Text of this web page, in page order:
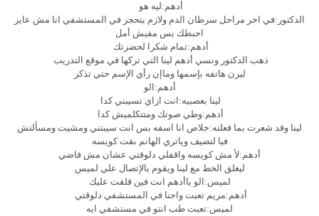
أدهم:ليه هو
الدكتور:في اخر مراحل سرطان الدم ولازم يتحجز في المستشفي انا مش عايز
احبطك بس مفيش أمل
أدهم:تمام شكرا لحضرتك
ذهب الدكتور ونسي أدهم لينا التي تركها في موقع التدريب
ليرن هاتفه بإسمها وماإن رأي الإسم حتي تذكر
أدهم:الو
لينا بعصبيه:انت ازاي تسيبني كدا
أدهم:وطي صوتك ومتتكلميش كدا
لينا وقد شعرت بما فعلته:خلاص انا اسفه بس انت سيبتني ومشيت ومسألتش
فيا لتضيف وياتري الهانم بقت كويسه
أدهم:لأ مش كويسه واقفلي دلوقتي عشان مش فاضي
ليغلق الخط مع لينا ويقوم بالإتصال علي لميس
لميس:الو ياأدهم انت فين قلقت عليك
أدهم:مريم تعبت واحنا في المستشفي دلوقتي
لميس:تعبت طب انتو في مستشفي ايه